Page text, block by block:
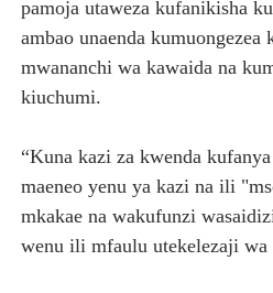
pamoja utaweza kufanikisha
ambao unaenda kumuongezea
mwananchi wa kawaida na
kiuchumi.
‎“Kuna kazi za kwenda
maeneo yenu ya kazi na ili
mkakae na wakufunzi
wenu ili mfaulu utekelezaji wa